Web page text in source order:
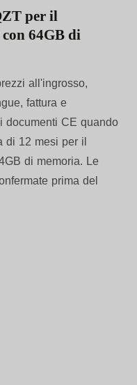
per il
64GB di
all'ingrosso,
fattura e
documenti CE quando
di 12 mesi per il
di memoria. Le
prima del